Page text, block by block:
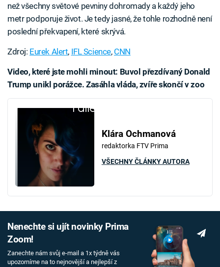
než všechny světové pevniny dohromady a každý jeho
metr podporuje život. Je tedy jasné, že tohle rozhodně není
poslední překvapení, které skrývá.
Zdroj: Eurek Alert, IFL Science, CNN
Video, které jste mohli minout: Buvol přezdívaný Donald
Trump unikl porážce. Zasáhla vláda, zvíře skončí v zoo
Failed to fetch
Klára Ochmanová
redaktorka FTV Prima
VŠECHNY ČLÁNKY AUTORA
Nenechte si ujít novinky Prima
Zoom!
Zanechte nám svůj e-mail a 1x týdně vás
upozorníme na to nejnovější a nejlepší z